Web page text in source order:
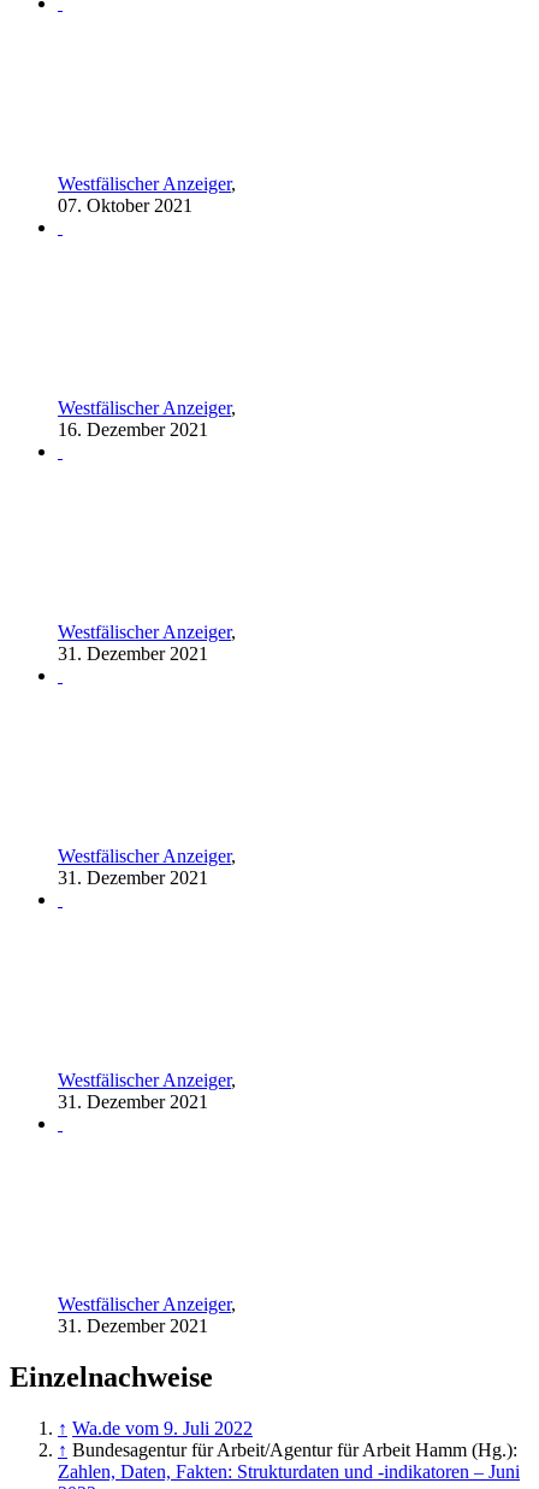
Westfälischer Anzeiger,
07. Oktober 2021
Westfälischer Anzeiger,
16. Dezember 2021
Westfälischer Anzeiger,
31. Dezember 2021
Westfälischer Anzeiger,
31. Dezember 2021
Westfälischer Anzeiger,
31. Dezember 2021
Westfälischer Anzeiger,
31. Dezember 2021
Einzelnachweise
↑ Wa.de vom 9. Juli 2022
↑ Bundesagentur für Arbeit/Agentur für Arbeit Hamm (Hg.):
Zahlen, Daten, Fakten: Strukturdaten und -indikatoren – Juni